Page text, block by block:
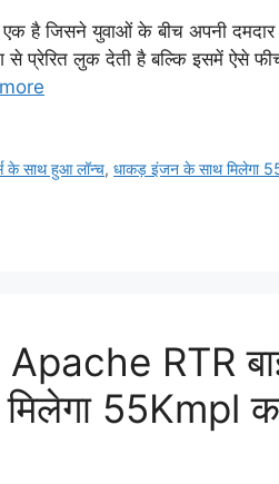
है जिसने युवाओं के बीच अपनी दमदार
प्रेरित लुक देती है बल्कि इसमें ऐसे
के साथ हुआ लॉन्च,धाकड़ इंजन के साथ मिलेगा
Apache RTR
55Kmpl